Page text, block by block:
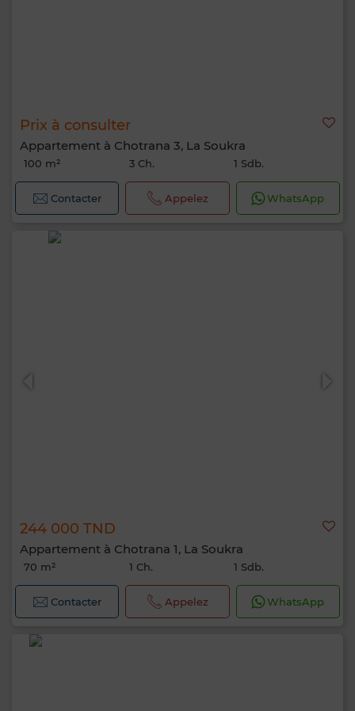
Prix à consulter
Appartement à Chotrana 3, La Soukra
100 m² 3 Ch. 1 Sdb.
Contacter Appelez WhatsApp
244 000 TND
Appartement à Chotrana 1, La Soukra
70 m² 1 Ch. 1 Sdb.
Contacter Appelez WhatsApp